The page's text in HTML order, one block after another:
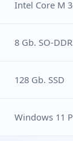
Intel Core M
8 Gb. SO-
128 Gb. SSD
Windows 11